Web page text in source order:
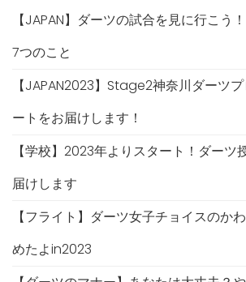
【JAPAN】ダーツの試合を見に行こう
7つのこと
【JAPAN2023】Stage2神奈川ダーツ
ートをお届けします！
【学校】2023年よりスタート！ダーツ
届けします
【フライト】ダーツ女子チョイスのか
めたよin2023